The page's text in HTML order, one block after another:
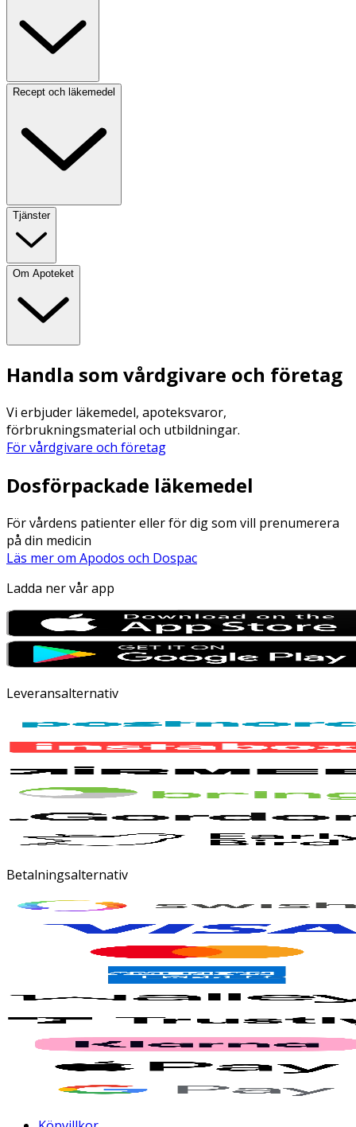
Recept och läkemedel
Tjänster
Om Apoteket
Handla som vårdgivare och företag
Vi erbjuder läkemedel, apoteksvaror,
förbrukningsmaterial och utbildningar.
För vårdgivare och företag
Dosförpackade läkemedel
För vårdens patienter eller för dig som vill prenumerera
på din medicin
Läs mer om Apodos och Dospac
Ladda ner vår app
Leveransalternativ
Betalningsalternativ